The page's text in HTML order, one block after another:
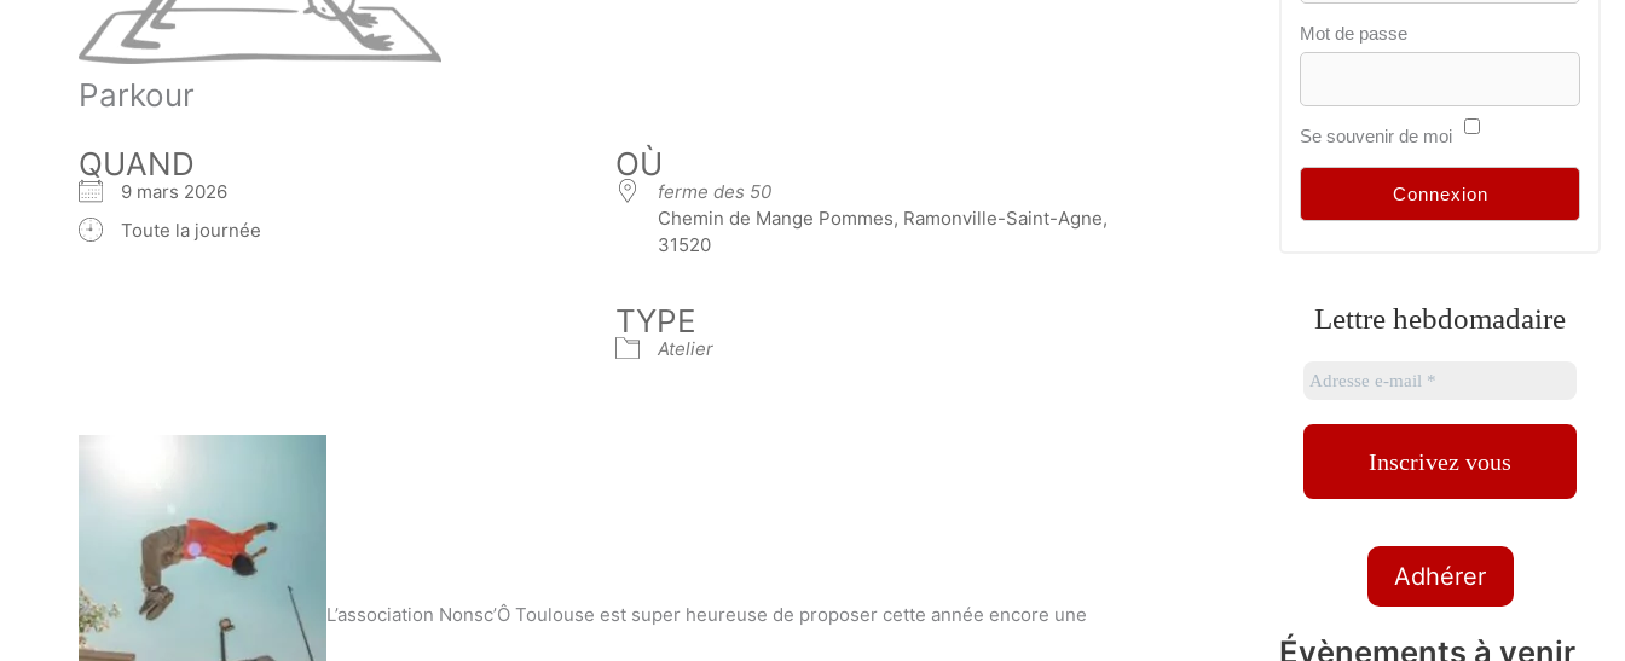
Parkour
QUAND
9 mars 2026
Toute la journée
OÙ
ferme des 50
Chemin de Mange Pommes, Ramonville-Saint-Agne,
31520
TYPE
Atelier
L’association Nonsc’Ô Toulouse est super heureuse de proposer cette année encore une
Mot de passe
Se souvenir de moi
Lettre hebdomadaire
Adhérer
Évènements à venir